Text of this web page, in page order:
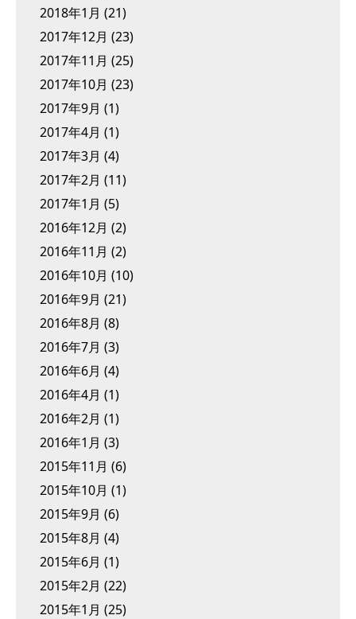
2018年1月 (21)
2017年12月 (23)
2017年11月 (25)
2017年10月 (23)
2017年9月 (1)
2017年4月 (1)
2017年3月 (4)
2017年2月 (11)
2017年1月 (5)
2016年12月 (2)
2016年11月 (2)
2016年10月 (10)
2016年9月 (21)
2016年8月 (8)
2016年7月 (3)
2016年6月 (4)
2016年4月 (1)
2016年2月 (1)
2016年1月 (3)
2015年11月 (6)
2015年10月 (1)
2015年9月 (6)
2015年8月 (4)
2015年6月 (1)
2015年2月 (22)
2015年1月 (25)